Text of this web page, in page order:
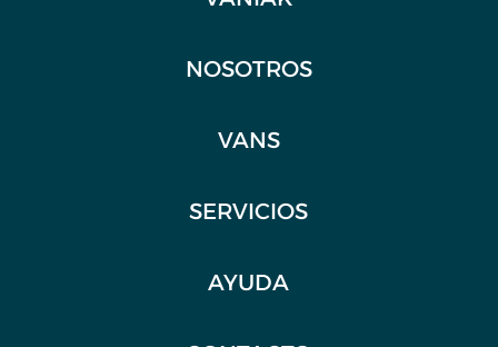
NOSOTROS
VANS
SERVICIOS
AYUDA